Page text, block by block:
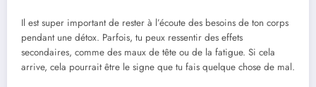
Il est super important de rester à l’écoute des besoins de ton corps
pendant une détox. Parfois, tu peux ressentir des effets
secondaires, comme des maux de tête ou de la fatigue. Si cela
arrive, cela pourrait être le signe que tu fais quelque chose de mal.